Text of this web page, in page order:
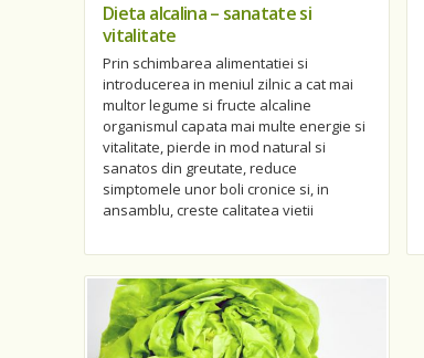
Dieta alcalina – sanatate si
vitalitate
Prin schimbarea alimentatiei si
introducerea in meniul zilnic a cat mai
multor legume si fructe alcaline
organismul capata mai multe energie si
vitalitate, pierde in mod natural si
sanatos din greutate, reduce
simptomele unor boli cronice si, in
ansamblu, creste calitatea vietii